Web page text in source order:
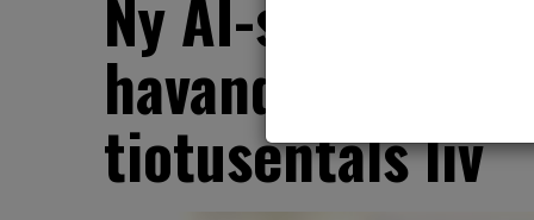
Ny AI-stödd
tiotusentals liv